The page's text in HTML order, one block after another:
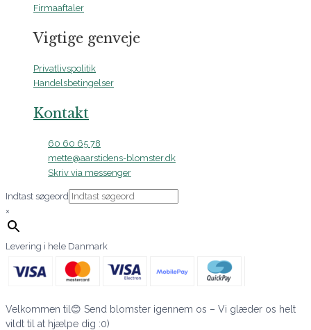
Firmaaftaler
Vigtige genveje
Privatlivspolitik
Handelsbetingelser
Kontakt
60 60 65 78
mette@aarstidens-blomster.dk
Skriv via messenger
Indtast søgeord
×
Levering i hele Danmark
Velkommen til😊 Send blomster igennem os – Vi glæder os helt
vildt til at hjælpe dig :0)